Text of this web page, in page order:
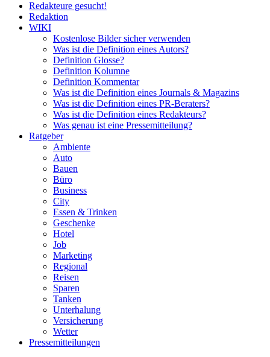
Redakteure gesucht!
Redaktion
WIKI
Kostenlose Bilder sicher verwenden
Was ist die Definition eines Autors?
Definition Glosse?
Definition Kolumne
Definition Kommentar
Was ist die Definition eines Journals & Magazins
Was ist die Definition eines PR-Beraters?
Was ist die Definition eines Redakteurs?
Was genau ist eine Pressemitteilung?
Ratgeber
Ambiente
Auto
Bauen
Büro
Business
City
Essen & Trinken
Geschenke
Hotel
Job
Marketing
Regional
Reisen
Sparen
Tanken
Unterhalung
Versicherung
Wetter
Pressemitteilungen